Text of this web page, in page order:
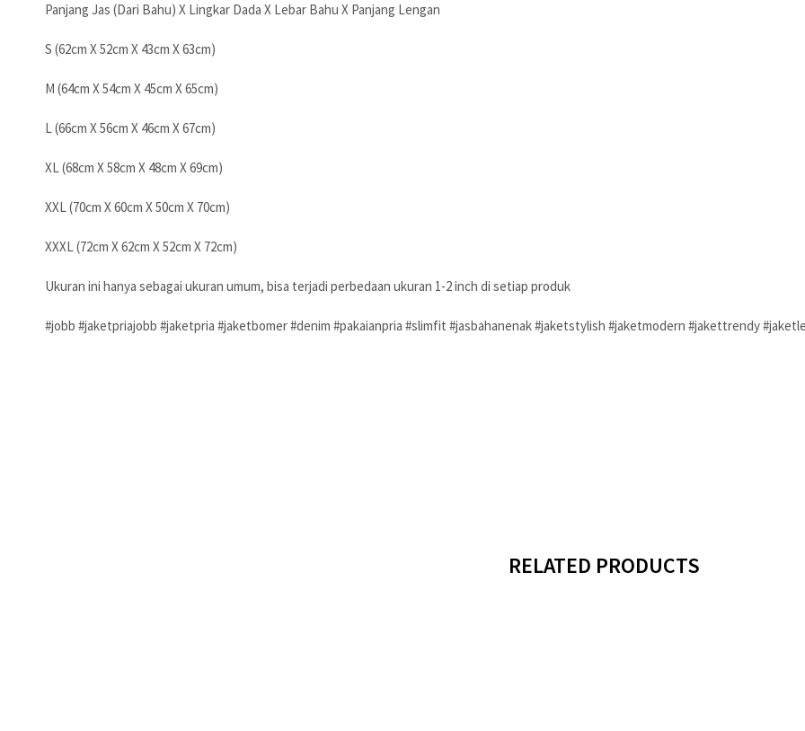
Panjang Jas (Dari Bahu) X Lingkar Dada X Lebar Bahu X Panjang Lengan
S (62cm X 52cm X 43cm X 63cm)
M (64cm X 54cm X 45cm X 65cm)
L (66cm X 56cm X 46cm X 67cm)
XL (68cm X 58cm X 48cm X 69cm)
XXL (70cm X 60cm X 50cm X 70cm)
XXXL (72cm X 62cm X 52cm X 72cm)
Ukuran ini hanya sebagai ukuran umum, bisa terjadi perbedaan ukuran 1-2 inch di setiap produk
#jobb #jaketpriajobb #jaketpria #jaketbomer #denim #pakaianpria #slimfit #jasbahanenak #jaketstylish #jaketmodern #jakettrendy
RELATED PRODUCTS